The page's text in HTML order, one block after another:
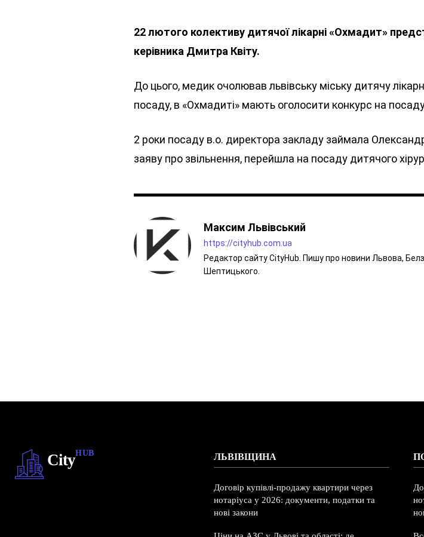
22 лютого колективу дитячої лікарні «Охмадит»
керівника Дмитра Квіту.
До цього, медик очолював львівську міську дитячу
посаду, в «Охмадиті» мають оголосити конкурс на
2 роки посаду в.о. директора закладу займала
заяву про звільнення, перейшла на посаду дитячого
Максим Львівський
https://cityhub.com.ua
Редактор сайту CityHub. Пишу про новини Львова,
Шептицького.
CityHUB ЛЬВІВЩИНА
Договір купівлі-продажу квартири через
нотаріуса у 2026: документи, податки та
нові закони